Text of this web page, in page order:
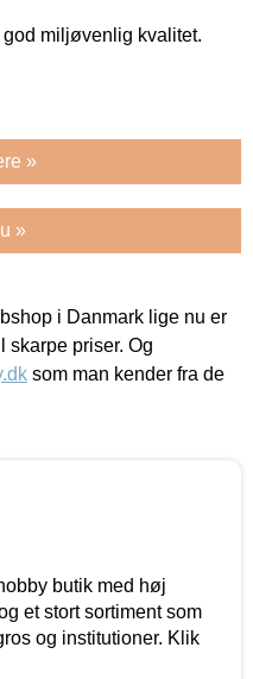
miljøvenlig kvalitet.
»
»
i Danmark lige nu er
skarpe priser. Og
som man kender fra de
butik med høj
et stort sortiment som
og institutioner. Klik